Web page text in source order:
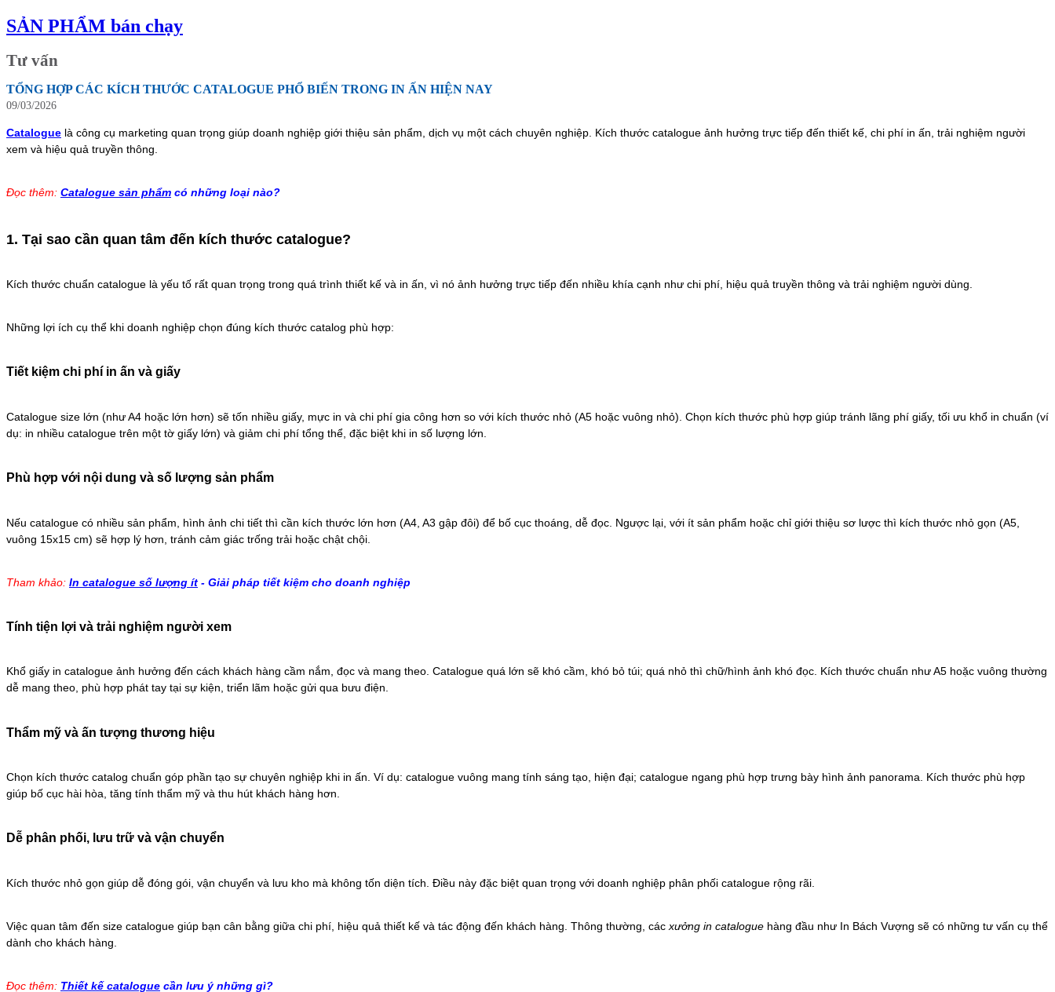
SẢN PHẨM bán chạy
Tư vấn
TỔNG HỢP CÁC KÍCH THƯỚC CATALOGUE PHỔ BIẾN TRONG IN ẤN HIỆN NAY
09/03/2026
Catalogue là công cụ marketing quan trọng giúp doanh nghiệp giới thiệu sản phẩm, dịch vụ một cách chuyên nghiệp. Kích thước catalogue ảnh hưởng trực tiếp đến thiết kế, chi phí in ấn, trải nghiệm người
xem và hiệu quả truyền thông.
Đọc thêm: Catalogue sản phẩm có những loại nào?
1. Tại sao cần quan tâm đến kích thước catalogue?
Kích thước chuẩn catalogue là yếu tố rất quan trọng trong quá trình thiết kế và in ấn, vì nó ảnh hưởng trực tiếp đến nhiều khía cạnh như chi phí, hiệu quả truyền thông và trải nghiệm người dùng.
Những lợi ích cụ thể khi doanh nghiệp chọn đúng kích thước catalog phù hợp:
Tiết kiệm chi phí in ấn và giấy
Catalogue size lớn (như A4 hoặc lớn hơn) sẽ tốn nhiều giấy, mực in và chi phí gia công hơn so với kích thước nhỏ (A5 hoặc vuông nhỏ). Chọn kích thước phù hợp giúp tránh lãng phí giấy, tối ưu khổ in chuẩn (ví
dụ: in nhiều catalogue trên một tờ giấy lớn) và giảm chi phí tổng thể, đặc biệt khi in số lượng lớn.
Phù hợp với nội dung và số lượng sản phẩm
Nếu catalogue có nhiều sản phẩm, hình ảnh chi tiết thì cần kích thước lớn hơn (A4, A3 gập đôi) để bố cục thoáng, dễ đọc. Ngược lại, với ít sản phẩm hoặc chỉ giới thiệu sơ lược thì kích thước nhỏ gọn (A5,
vuông 15x15 cm) sẽ hợp lý hơn, tránh cảm giác trống trải hoặc chật chội.
Tham khảo: In catalogue số lượng ít - Giải pháp tiết kiệm cho doanh nghiệp
Tính tiện lợi và trải nghiệm người xem
Khổ giấy in catalogue ảnh hưởng đến cách khách hàng cầm nắm, đọc và mang theo. Catalogue quá lớn sẽ khó cầm, khó bỏ túi; quá nhỏ thì chữ/hình ảnh khó đọc. Kích thước chuẩn như A5 hoặc vuông thường
dễ mang theo, phù hợp phát tay tại sự kiện, triển lãm hoặc gửi qua bưu điện.
Thẩm mỹ và ấn tượng thương hiệu
Chọn kích thước catalog chuẩn góp phần tạo sự chuyên nghiệp khi in ấn. Ví dụ: catalogue vuông mang tính sáng tạo, hiện đại; catalogue ngang phù hợp trưng bày hình ảnh panorama. Kích thước phù hợp
giúp bố cục hài hòa, tăng tính thẩm mỹ và thu hút khách hàng hơn.
Dễ phân phối, lưu trữ và vận chuyển
Kích thước nhỏ gọn giúp dễ đóng gói, vận chuyển và lưu kho mà không tốn diện tích. Điều này đặc biệt quan trọng với doanh nghiệp phân phối catalogue rộng rãi.
Việc quan tâm đến size catalogue giúp bạn cân bằng giữa chi phí, hiệu quả thiết kế và tác động đến khách hàng. Thông thường, các xưởng in catalogue hàng đầu như In Bách Vượng sẽ có những tư vấn cụ thể
dành cho khách hàng.
Đọc thêm: Thiết kế catalogue cần lưu ý những gì?